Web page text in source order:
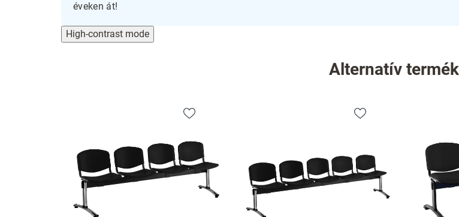
éveken át!
High-contrast mode
Alternatív